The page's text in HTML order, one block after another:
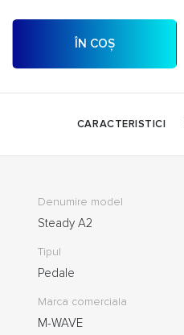
ÎN COȘ
CARACTERISTICI
Denumire model
Steady A2
Tipul
Pedale
Marca comerciala
M-WAVE